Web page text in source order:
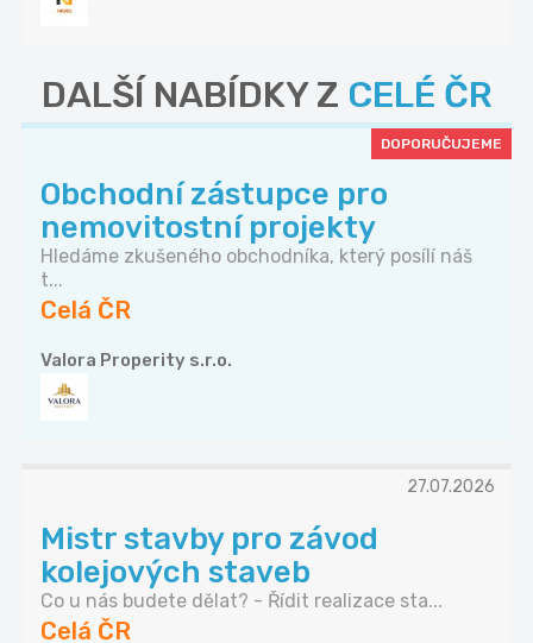
DALŠÍ NABÍDKY Z CELÉ ČR
DOPORUČUJEME
Obchodní zástupce pro
nemovitostní projekty
Hledáme zkušeného obchodníka, který posílí náš
t...
Celá ČR
Valora Properity s.r.o.
27.07.2026
Mistr stavby pro závod
kolejových staveb
Co u nás budete dělat? - Řídit realizace sta...
Celá ČR